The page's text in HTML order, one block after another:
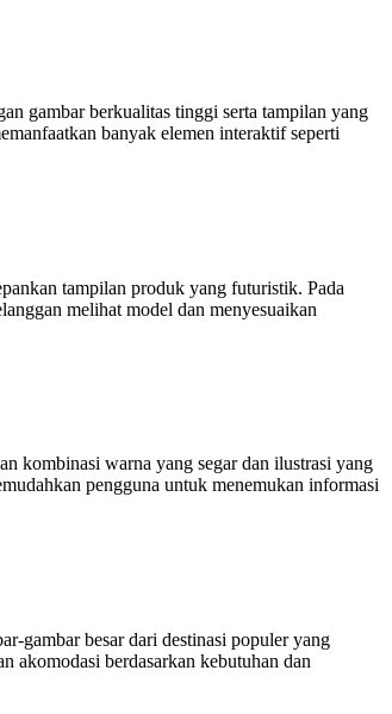
gambar berkualitas tinggi serta tampilan yang
banyak elemen interaktif seperti
tampilan produk yang futuristik. Pada
melihat model dan menyesuaikan
kombinasi warna yang segar dan ilustrasi yang
pengguna untuk menemukan informasi
gambar besar dari destinasi populer yang
akomodasi berdasarkan kebutuhan dan